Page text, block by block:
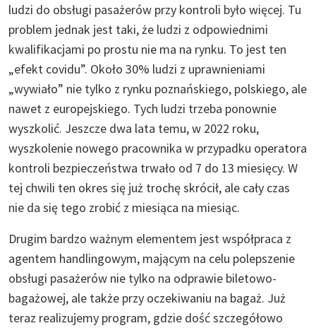
ludzi do obsługi pasażerów przy kontroli było więcej. Tu
problem jednak jest taki, że ludzi z odpowiednimi
kwalifikacjami po prostu nie ma na rynku. To jest ten
„efekt covidu”. Około 30% ludzi z uprawnieniami
„wywiało” nie tylko z rynku poznańskiego, polskiego, ale
nawet z europejskiego. Tych ludzi trzeba ponownie
wyszkolić. Jeszcze dwa lata temu, w 2022 roku,
wyszkolenie nowego pracownika w przypadku operatora
kontroli bezpieczeństwa trwało od 7 do 13 miesięcy. W
tej chwili ten okres się już trochę skrócił, ale cały czas
nie da się tego zrobić z miesiąca na miesiąc.
Drugim bardzo ważnym elementem jest współpraca z
agentem handlingowym, mającym na celu polepszenie
obsługi pasażerów nie tylko na odprawie biletowo-
bagażowej, ale także przy oczekiwaniu na bagaż. Już
teraz realizujemy program, gdzie dość szczegółowo